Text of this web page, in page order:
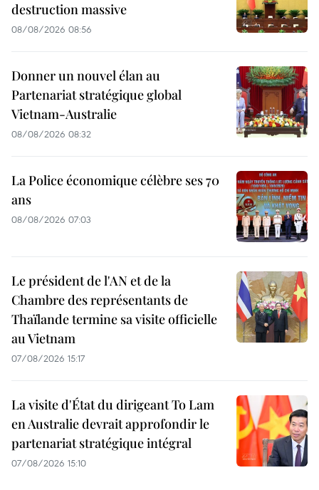
destruction massive
08/08/2026 08:56
Donner un nouvel élan au
Partenariat stratégique global
Vietnam-Australie
08/08/2026 08:32
La Police économique célèbre ses 70
ans
08/08/2026 07:03
Le président de l'AN et de la
Chambre des représentants de
Thaïlande termine sa visite officielle
au Vietnam
07/08/2026 15:17
La visite d'État du dirigeant To Lam
en Australie devrait approfondir le
partenariat stratégique intégral
07/08/2026 15:10